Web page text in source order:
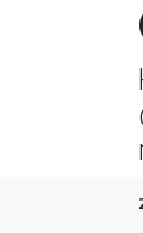
Magazin
Tüm
Son
Haber